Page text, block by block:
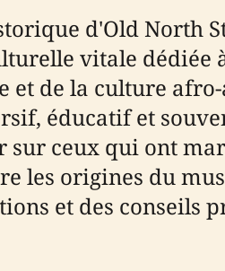
d'Old North
vitale
de la culture
éducatif et
ceux qui ont
les origines du
et des conseils